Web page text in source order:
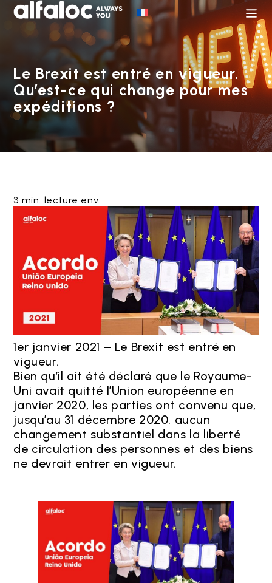
Le Brexit est entré en vigueur.
Qu’est-ce qui change pour mes
expéditions ?
3 min. lecture env.
1er janvier 2021 – Le Brexit est entré en
vigueur.
Bien qu’il ait été déclaré que le Royaume-
Uni avait quitté l’Union européenne en
janvier 2020, les parties ont convenu que,
jusqu’au 31 décembre 2020, aucun
changement substantiel dans la liberté
de circulation des personnes et des biens
ne devrait entrer en vigueur.